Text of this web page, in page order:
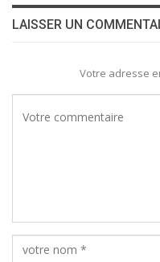
LAISSER UN
Votre adresse